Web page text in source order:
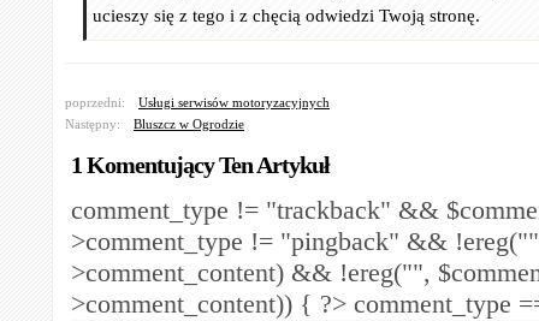
ucieszy się z tego i z chęcią odwiedzi Twoją stronę.
poprzedni:
Usługi serwisów motoryzacyjnych
Następny:
Bluszcz w Ogrodzie
1 Komentujący Ten Artykuł
comment_type != "trackback" &&
>comment_type != "pingback" && !ereg("
>comment_content) && !ereg("",
>comment_content)) { ?> comment_type